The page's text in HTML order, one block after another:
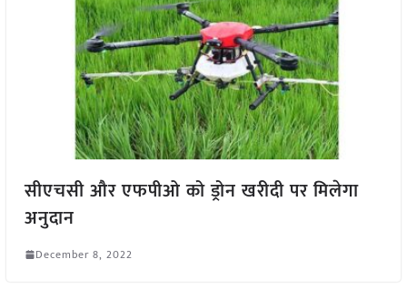
सीएचसी और एफपीओ को ड्रोन खरीदी पर मिलेगा
अनुदान
December 8, 2022